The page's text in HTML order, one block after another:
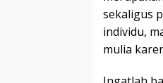
sekaligus
individu,
mulia